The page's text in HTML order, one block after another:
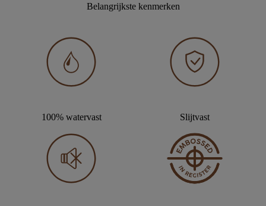
Belangrijkste kenmerken
100% watervast Slijtvast